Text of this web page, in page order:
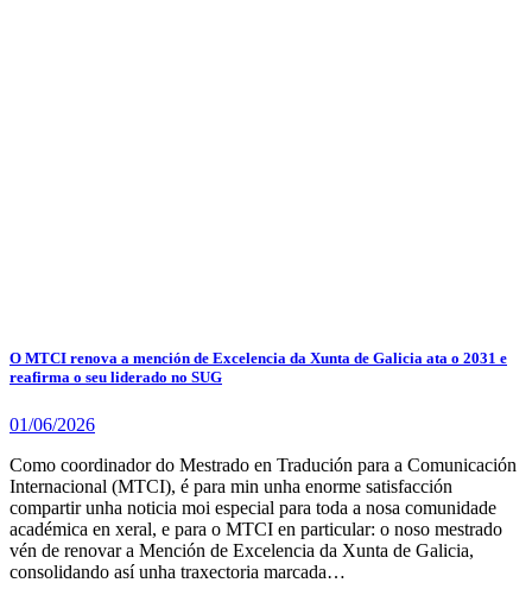
O MTCI renova a mención de Excelencia da Xunta de Galicia ata o 2031 e
reafirma o seu liderado no SUG
01/06/2026
Como coordinador do Mestrado en Tradución para a Comunicación
Internacional (MTCI), é para min unha enorme satisfacción
compartir unha noticia moi especial para toda a nosa comunidade
académica en xeral, e para o MTCI en particular: o noso mestrado
vén de renovar a Mención de Excelencia da Xunta de Galicia,
consolidando así unha traxectoria marcada…